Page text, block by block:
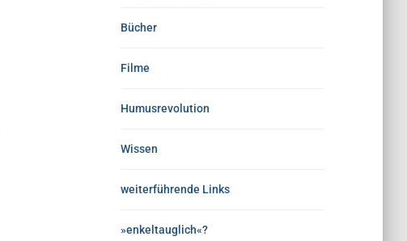
Bücher
Filme
Humusrevolution
Wissen
weiterführende Links
»enkeltauglich«?